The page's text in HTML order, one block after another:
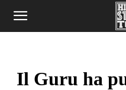
Il Guru ha